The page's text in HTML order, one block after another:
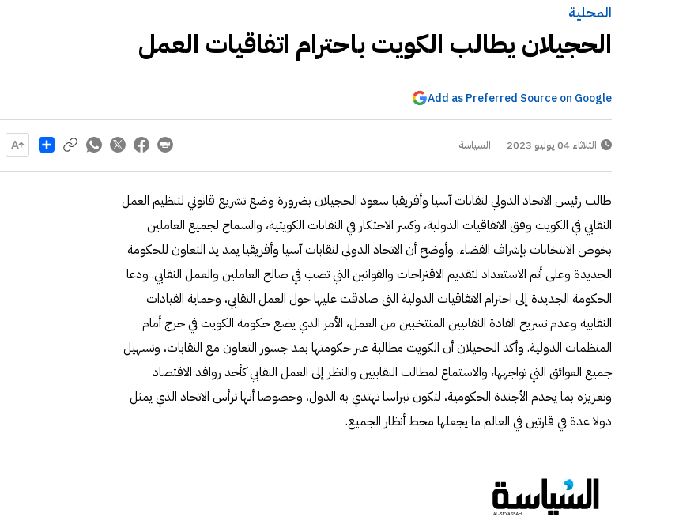
المحلية
الحجيلان يطالب الكويت باحترام اتفاقيات العمل
Add as Preferred Source on Google
الثلاثاء 04 يوليو 2023 السياسة Share
طالب رئيس الاتحاد الدولي لنقابات آسيا وأفريقيا سعود الحجيلان بضرورة وضع تشريع قانوني لتنظيم العمل
النقابي في الكويت وفق الاتفاقيات الدولية، وكسر الاحتكار في النقابات الكويتية، والسماح لجميع العاملين
بخوض الانتخابات بإشراف القضاء. وأوضح أن الاتحاد الدولي لنقابات آسيا وأفريقيا يمد يد التعاون للحكومة
الجديدة وعلى أتم الاستعداد لتقديم الاقتراحات والقوانين التي تصب في صالح العاملين والعمل النقابي. ودعا
الحكومة الجديدة إلى احترام الاتفاقيات الدولية التي صادقت عليها حول العمل النقابي، وحماية القيادات
النقابية وعدم تسريح القادة النقابيين المنتخبين من العمل، الأمر الذي يضع حكومة الكويت في حرج أمام
المنظمات الدولية. وأكد الحجيلان أن الكويت مطالبة عبر حكومتها بمد جسور التعاون مع النقابات، وتسهيل
جميع العوائق التي تواجهها، والاستماع لمطالب النقابيين والنظر إلى العمل النقابي كأحد روافد الاقتصاد
وتعزيزه بما يخدم الأجندة الحكومية، لتكون نبراسا تهتدي به الدول، وخصوصا أنها ترأس الاتحاد الذي يمثل
دولا عدة في قارتين في العالم ما يجعلها محط أنظار الجميع.